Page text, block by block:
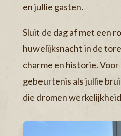
en jullie gasten.
Sluit de dag af met een
huwelijksnacht in de
charme en historie. Voor
gebeurtenis als jullie
die dromen